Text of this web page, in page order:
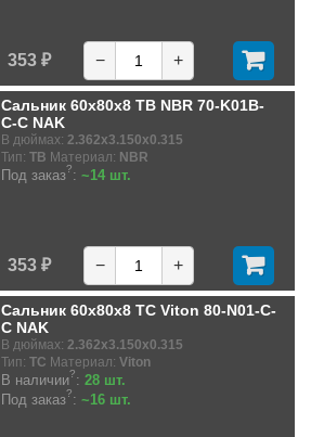
353 ₽ − +
Сальник 60x80x8 TB NBR 70-K01B-
C-C NAK
В дюймах: 2.362x3.150x0.315
Тип: TB Материал: NBR
Под заказ?: ~14 шт.
353 ₽ − +
Сальник 60x80x8 TC Viton 80-N01-C-
C NAK
В дюймах: 2.362x3.150x0.315
Тип: TC Материал: Viton
В наличии?: 28 шт.
Под заказ?: ~16 шт.